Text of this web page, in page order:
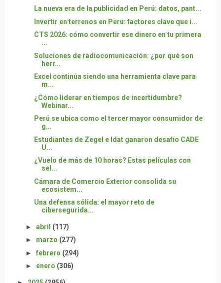
La nueva era de la publicidad en Perú: datos, pant...
Invertir en terrenos en Perú: factores clave que i...
CTS 2026: cómo convertir ese dinero en tu primera
...
Soluciones de radiocomunicación: ¿por qué son
herr...
Excel continúa siendo una herramienta clave para
m...
¿Cómo liderar en tiempos de incertidumbre?
Webinar...
Perú se ubica como el tercer mayor consumidor de
g...
Estudiantes de Zegel e Idat ganaron desafío CADE
U...
¿Vuelo de más de 10 horas? Estas películas con
sel...
Cámara de Comercio Exterior consolida su
ecosistem...
Una defensa sólida: el mayor reto de
cibersegurida...
► abril (117)
► marzo (277)
► febrero (294)
► enero (306)